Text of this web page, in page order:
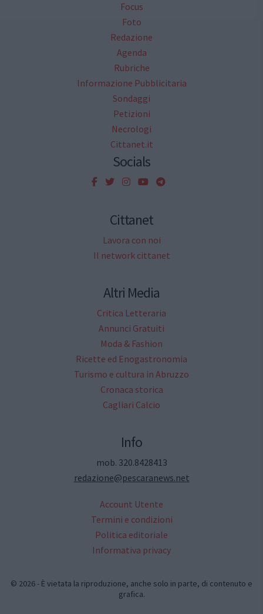
Focus
Foto
Redazione
Agenda
Rubriche
Informazione Pubblicitaria
Sondaggi
Petizioni
Necrologi
Cittanet.it
Socials
Cittanet
Lavora con noi
Il network cittanet
Altri Media
Critica Letteraria
Annunci Gratuiti
Moda & Fashion
Ricette ed Enogastronomia
Turismo e cultura in Abruzzo
Cronaca storica
Cagliari Calcio
Info
mob. 320.8428413
redazione@pescaranews.net
Account Utente
Termini e condizioni
Politica editoriale
Informativa privacy
© 2026 - È vietata la riproduzione, anche solo in parte, di contenuto e
grafica.